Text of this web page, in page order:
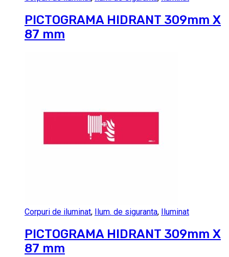
PICTOGRAMA HIDRANT 309mm X
87 mm
Corpuri de iluminat, Ilum. de siguranta, Iluminat
PICTOGRAMA HIDRANT 309mm X
87 mm